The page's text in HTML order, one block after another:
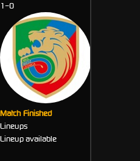
1–0
Match Finished
Lineups
Lineup available